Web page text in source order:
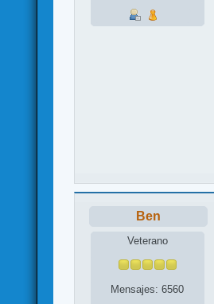
Ben
Veterano
Mensajes: 6560